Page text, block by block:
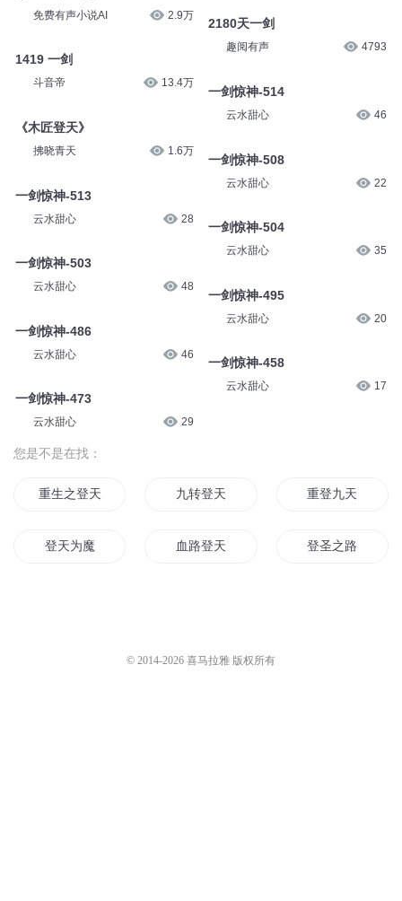
免费有声小说AI 2.9万
1419 一剑
斗音帝 13.4万
《木匠登天》
拂晓青天 1.6万
一剑惊神-513
云水甜心 28
一剑惊神-503
云水甜心 48
一剑惊神-486
云水甜心 46
一剑惊神-473
云水甜心 29
2180天一剑
趣阅有声 4793
一剑惊神-514
云水甜心 46
一剑惊神-508
云水甜心 22
一剑惊神-504
云水甜心 35
一剑惊神-495
云水甜心 20
一剑惊神-458
云水甜心 17
您是不是在找：
重生之登天路 九转登天 重登九天
登天为魔 血路登天 登圣之路
© 2014-2026 喜马拉雅 版权所有